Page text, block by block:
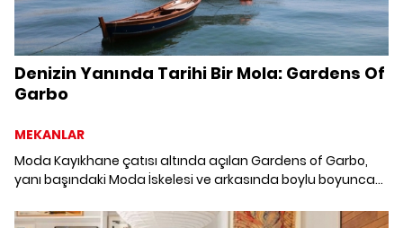
Denizin Yanında Tarihi Bir Mola: Gardens Of
Garbo
MEKANLAR
Moda Kayıkhane çatısı altında açılan Gardens of Garbo,
yanı başındaki Moda İskelesi ve arkasında boylu boyunca
denizin yanında tarihi bir mola vermeye davet ediyor.